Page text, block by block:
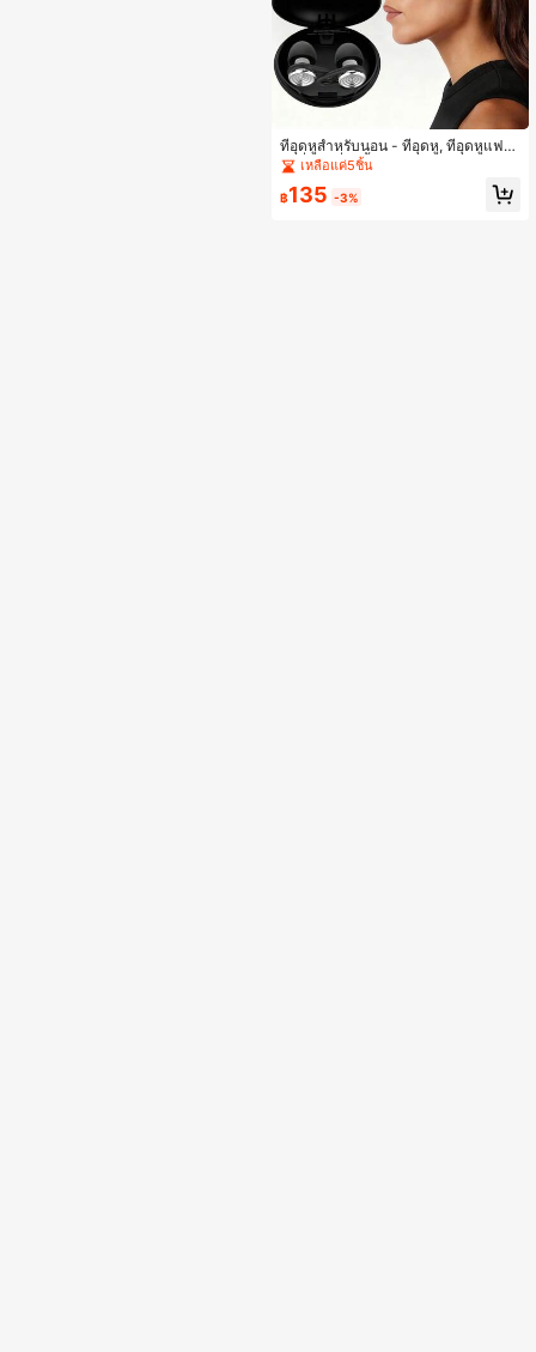
ที่อุดหูสำหรับนอน - ที่อุดหู, ที่อุดหูแฟชั่
น, ที่อุดหูที่ใช้ซ้ำได้, เหมาะสำหรับนอน,
ทำงาน, เดินทาง ฯลฯ, พร้อมกล่องเก็บแ
ละฝาครอบที่อุดหู 6 ชิ้น
เหลือแค่5ชิ้น
฿135 -3%